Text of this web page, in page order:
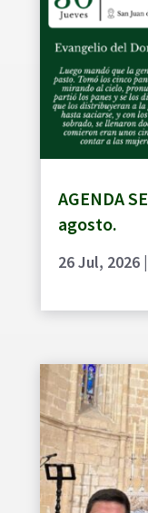
AGENDA
agosto.
26 Jul, 2026|